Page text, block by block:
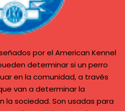
por el American Kennel
determinar si un perro
en la comunidad, a través
van a determinar la
la sociedad. Son usadas para